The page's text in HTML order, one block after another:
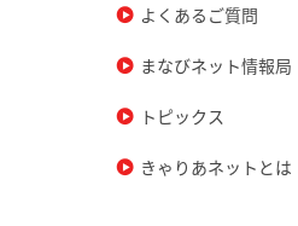
よくあるご質問
まなびネット情報局
トピックス
きゃりあネットとは